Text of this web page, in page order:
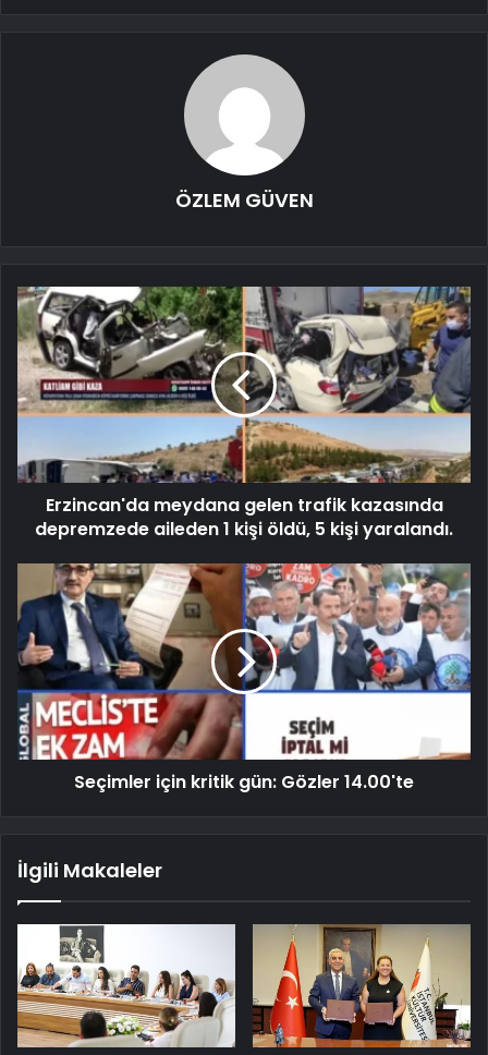
ÖZLEM GÜVEN
Erzincan'da meydana gelen trafik kazasında
depremzede aileden 1 kişi öldü, 5 kişi yaralandı.
Seçimler için kritik gün: Gözler 14.00'te
İlgili Makaleler